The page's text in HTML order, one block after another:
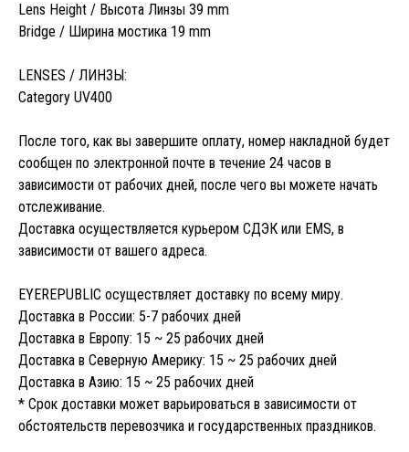
Lens Height / Высота Линзы 39 mm
Bridge / Ширина мостика 19 mm
LENSES / ЛИНЗЫ:
Category UV400
После того, как вы завершите оплату, номер накладной будет
сообщен по электронной почте в течение 24 часов в
зависимости от рабочих дней, после чего вы можете начать
отслеживание.
Доставка осуществляется курьером СДЭК или EMS, в
зависимости от вашего адреса.
EYEREPUBLIC осуществляет доставку по всему миру.
Доставка в России: 5-7 рабочих дней
Доставка в Европу: 15 ~ 25 рабочих дней
Доставка в Северную Америку: 15 ~ 25 рабочих дней
Доставка в Азию: 15 ~ 25 рабочих дней
* Срок доставки может варьироваться в зависимости от
обстоятельств перевозчика и государственных праздников.